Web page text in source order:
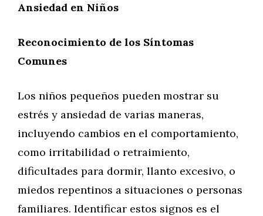
Ansiedad en Niños
Reconocimiento de los Síntomas
Comunes
Los niños pequeños pueden mostrar su
estrés y ansiedad de varias maneras,
incluyendo cambios en el comportamiento,
como irritabilidad o retraimiento,
dificultades para dormir, llanto excesivo, o
miedos repentinos a situaciones o personas
familiares. Identificar estos signos es el